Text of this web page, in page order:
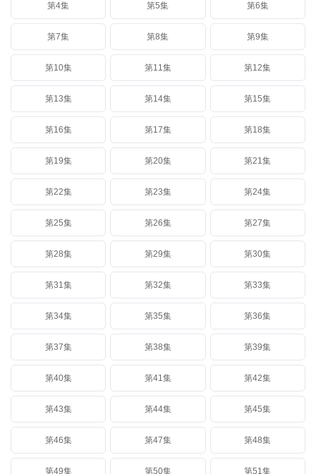
第4集 第5集 第6集
第7集 第8集 第9集
第10集 第11集 第12集
第13集 第14集 第15集
第16集 第17集 第18集
第19集 第20集 第21集
第22集 第23集 第24集
第25集 第26集 第27集
第28集 第29集 第30集
第31集 第32集 第33集
第34集 第35集 第36集
第37集 第38集 第39集
第40集 第41集 第42集
第43集 第44集 第45集
第46集 第47集 第48集
第49集 第50集 第51集